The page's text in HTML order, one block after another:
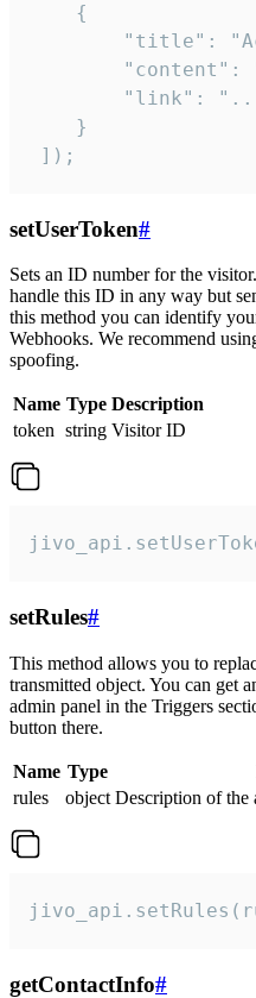
    {
"title":
"content":
"link":
    }
]);
setUserToken#
Sets an ID number for the
handle this ID in any way but
this method you can identify
Webhooks. We recommend
spoofing.
Name Type Description
token string Visitor ID
setRules#
This method allows you to
transmitted object. You can get
admin panel in the Triggers
button there.
Name Type
rules
object Description of the
getContactInfo#